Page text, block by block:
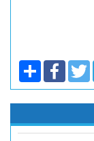
ShareFacebookTwitter